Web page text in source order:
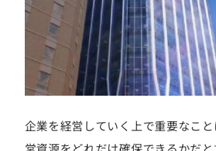
企業を経営していく上で重要なこ